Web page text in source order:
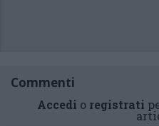
Commenti
Accedi o registrati